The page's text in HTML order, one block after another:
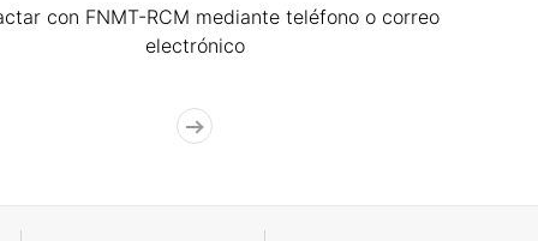
con FNMT-RCM mediante teléfono o correo
electrónico